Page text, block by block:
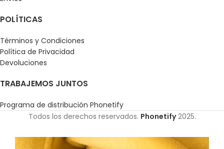
POLÍTICAS
Términos y Condiciones
Política de Privacidad
Devoluciones
TRABAJEMOS JUNTOS
Programa de distribución Phonetify
Todos los derechos reservados. Phonetify2025.